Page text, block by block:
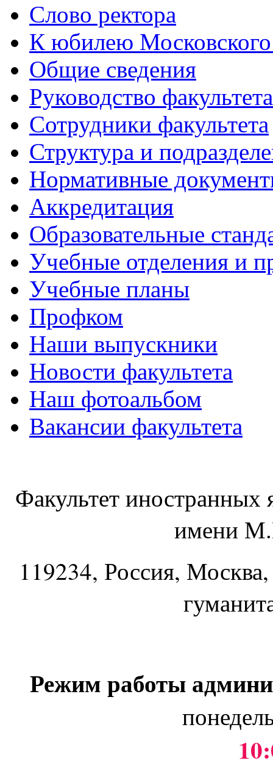
Слово ректора
К юбилею Московского
Общие сведения
Руководство факультета
Сотрудники факультета
Структура и
Нормативные
Аккредитация
Образовательные
Учебные отделения и
Учебные планы
Профком
Наши выпускники
Новости факультета
Наш фотоальбом
Вакансии факультета
Факультет
имени
119234, Россия,
Режим работы